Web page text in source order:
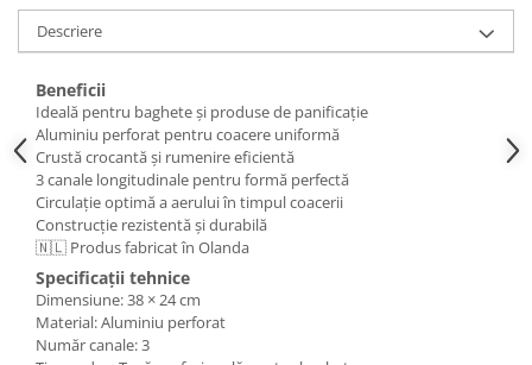
Posuri Decorare
Seturi Decorare
Ustensile, Accesorii Cofetarie,
Patiserie
Site, Gratare,Blaturi taiere
Termometru
Cani, Flacoane, Boluri, Vase
Cutite, Raschete
Diverse Ustensile de Lucru
Merdenele, Role, Decupatoare
Spatule, Teluri, Pensule
Descriere
Beneficii
Ideală pentru baghete și produse de panificație
Aluminiu perforat pentru coacere uniformă
Crustă crocantă și rumenire eficientă
3 canale longitudinale pentru formă perfectă
Circulație optimă a aerului în timpul coacerii
Construcție rezistentă și durabilă
🇳🇱 Produs fabricat în Olanda
Specificații tehnice
Dimensiune: 38 × 24 cm
Material: Aluminiu perforat
Număr canale: 3